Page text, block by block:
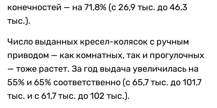
конечностей — на 71,8% (с 26,9 тыс. до 46,3
тыс.).
Число выданных кресел-колясок с ручным
приводом — как комнатных, так и прогулочных
— тоже растет. За год выдача увеличилась на
55% и 65% соответственно (с 65,7 тыс. до 101,7
тыс. и с 61,7 тыс. до 102 тыс.).